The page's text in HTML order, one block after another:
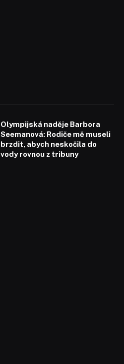
Olympijská naděje Barbora
Seemanová: Rodiče mě museli
brzdit, abych neskočila do
vody rovnou z tribuny